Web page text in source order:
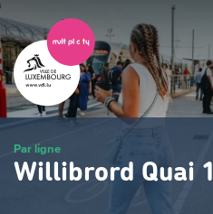
Passer
au
contenu
principal
Par ligne
Willibrord Quai 1